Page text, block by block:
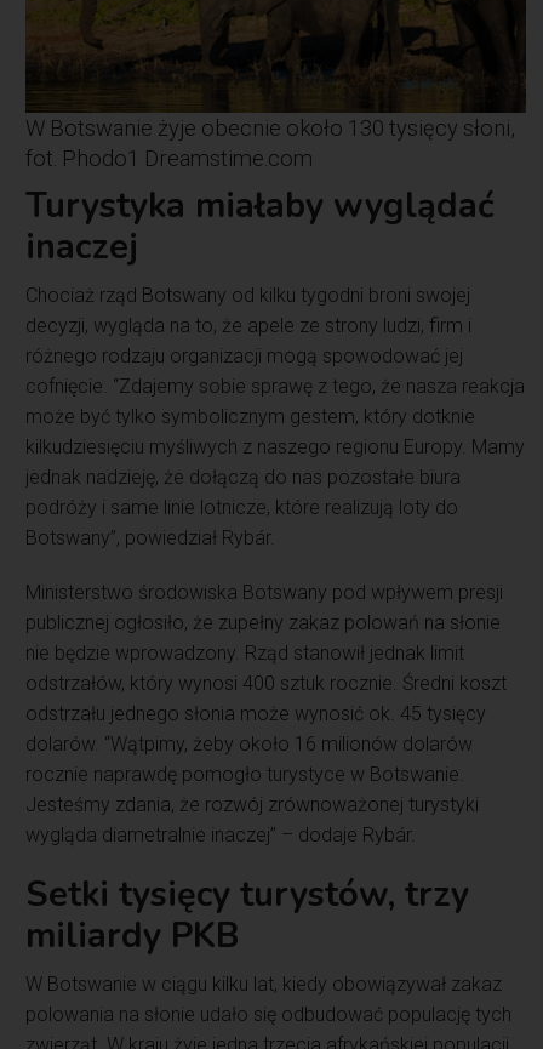
W Botswanie żyje obecnie około 130 tysięcy słoni,
fot. Phodo1 Dreamstime.com
Turystyka miałaby wyglądać
inaczej
Chociaż rząd Botswany od kilku tygodni broni swojej
decyzji, wygląda na to, że apele ze strony ludzi, firm i
różnego rodzaju organizacji mogą spowodować jej
cofnięcie. “Zdajemy sobie sprawę z tego, że nasza reakcja
może być tylko symbolicznym gestem, który dotknie
kilkudziesięciu myśliwych z naszego regionu Europy. Mamy
jednak nadzieję, że dołączą do nas pozostałe biura
podróży i same linie lotnicze, które realizują loty do
Botswany”, powiedział Rybár.
Ministerstwo środowiska Botswany pod wpływem presji
publicznej ogłosiło, że zupełny zakaz polowań na słonie
nie będzie wprowadzony. Rząd stanowił jednak limit
odstrzałów, który wynosi 400 sztuk rocznie. Średni koszt
odstrzału jednego słonia może wynosić ok. 45 tysięcy
dolarów. “Wątpimy, żeby około 16 milionów dolarów
rocznie naprawdę pomogło turystyce w Botswanie.
Jesteśmy zdania, że rozwój zrównoważonej turystyki
wygląda diametralnie inaczej” – dodaje Rybár.
Setki tysięcy turystów, trzy
miliardy PKB
W Botswanie w ciągu kilku lat, kiedy obowiązywał zakaz
polowania na słonie udało się odbudować populację tych